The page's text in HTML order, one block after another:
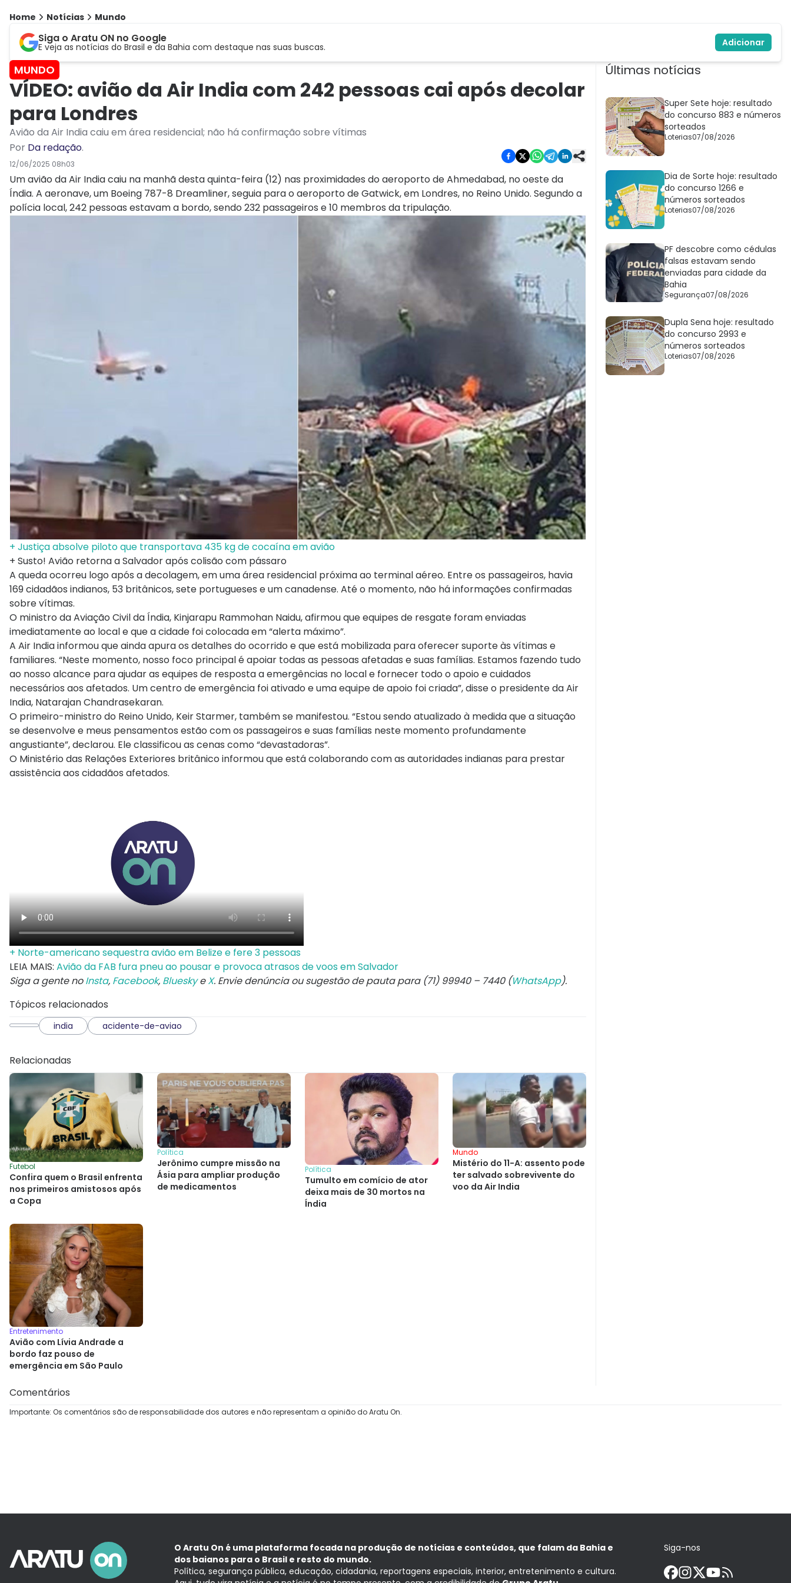
Home Notícias Mundo
Siga o Aratu ON no Google
E veja as notícias do Brasil e da Bahia com destaque nas suas buscas. Adicionar
MUNDO
VÍDEO: avião da Air India com 242 pessoas cai após decolar
para Londres
Avião da Air India caiu em área residencial; não há confirmação sobre vítimas
Por Da redação.
12/06/2025 08h03
Um avião da Air India caiu na manhã desta quinta-feira (12) nas proximidades do aeroporto de Ahmedabad, no oeste da
Índia. A aeronave, um Boeing 787-8 Dreamliner, seguia para o aeroporto de Gatwick, em Londres, no Reino Unido. Segundo a
polícia local, 242 pessoas estavam a bordo, sendo 232 passageiros e 10 membros da tripulação.
+ Justiça absolve piloto que transportava 435 kg de cocaína em avião
+ Susto! Avião retorna a Salvador após colisão com pássaro
A queda ocorreu logo após a decolagem, em uma área residencial próxima ao terminal aéreo. Entre os passageiros, havia
169 cidadãos indianos, 53 britânicos, sete portugueses e um canadense. Até o momento, não há informações confirmadas
sobre vítimas.
O ministro da Aviação Civil da Índia, Kinjarapu Rammohan Naidu, afirmou que equipes de resgate foram enviadas
imediatamente ao local e que a cidade foi colocada em “alerta máximo”.
A Air India informou que ainda apura os detalhes do ocorrido e que está mobilizada para oferecer suporte às vítimas e
familiares. “Neste momento, nosso foco principal é apoiar todas as pessoas afetadas e suas famílias. Estamos fazendo tudo
ao nosso alcance para ajudar as equipes de resposta a emergências no local e fornecer todo o apoio e cuidados
necessários aos afetados. Um centro de emergência foi ativado e uma equipe de apoio foi criada”, disse o presidente da Air
India, Natarajan Chandrasekaran.
O primeiro-ministro do Reino Unido, Keir Starmer, também se manifestou. “Estou sendo atualizado à medida que a situação
se desenvolve e meus pensamentos estão com os passageiros e suas famílias neste momento profundamente
angustiante”, declarou. Ele classificou as cenas como “devastadoras”.
O Ministério das Relações Exteriores britânico informou que está colaborando com as autoridades indianas para prestar
assistência aos cidadãos afetados.
+ Norte-americano sequestra avião em Belize e fere 3 pessoas
LEIA MAIS: Avião da FAB fura pneu ao pousar e provoca atrasos de voos em Salvador
Siga a gente noInsta, Facebook, BlueskyeX. Envie denúncia ou sugestão de pauta para (71) 99940 – 7440 (WhatsApp).
Tópicos relacionados
india acidente-de-aviao
Relacionadas
Futebol
Confira quem o Brasil enfrenta
nos primeiros amistosos após
a Copa
Política
Jerônimo cumpre missão na
Ásia para ampliar produção
de medicamentos
Política
Tumulto em comício de ator
deixa mais de 30 mortos na
Índia
Mundo
Mistério do 11-A: assento pode
ter salvado sobrevivente do
voo da Air India
Entretenimento
Avião com Lívia Andrade a
bordo faz pouso de
emergência em São Paulo
Últimas notícias
Super Sete hoje: resultado
do concurso 883 e números
sorteados
Loterias07/08/2026
Dia de Sorte hoje: resultado
do concurso 1266 e
números sorteados
Loterias07/08/2026
PF descobre como cédulas
falsas estavam sendo
enviadas para cidade da
Bahia
Segurança07/08/2026
Dupla Sena hoje: resultado
do concurso 2993 e
números sorteados
Loterias07/08/2026
Comentários
Importante: Os comentários são de responsabilidade dos autores e não representam a opinião do Aratu On.
O Aratu On é uma plataforma focada na produção de notícias e conteúdos, que falam da Bahia e
dos baianos para o Brasil e resto do mundo.
Política, segurança pública, educação, cidadania, reportagens especiais, interior, entretenimento e cultura.
Siga-nos